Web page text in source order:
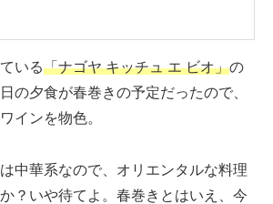
いる「ナゴヤ キッチュ エ ビオ」の
の夕食が春巻きの予定だったので、
インを物色。
中華系なので、オリエンタルな料理
？いや待てよ。春巻きとはいえ、今